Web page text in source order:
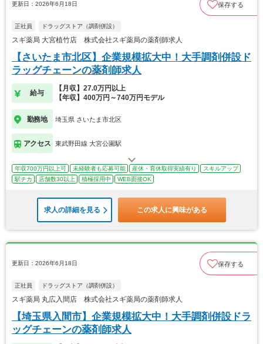
更新日：2026年6月18日 保存する
正社員 ドラッグストア（調剤併設）
スギ薬局 大宮植竹店 株式会社スギ薬局の薬剤師求人
【さいたま市北区】企業規模拡大中！大手調剤併設ド
ラッグチェーンの薬剤師求人
給与
【月収】27.0万円以上
【年収】400万円～740万円モデル
勤務地 埼玉県 さいたま市北区
アクセス 東武野田線 大宮公園駅
年収700万円以上可 未経験者も応募可能 産休・育休取得実績有り
スキルアップ
駅チカ
店舗数30以上 積極採用中 WEB面接OK
求人の詳細を見る この求人に興味がある
更新日：2026年6月18日 保存する
正社員 ドラッグストア（調剤併設）
スギ薬局 丸広入間店 株式会社スギ薬局の薬剤師求人
【埼玉県入間市】企業規模拡大中！大手調剤併設ドラ
ッグチェーンの薬剤師求人